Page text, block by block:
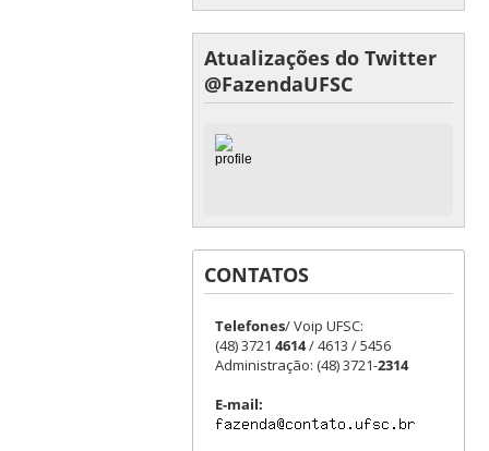
Atualizações do Twitter
@FazendaUFSC
CONTATOS
Telefones/ Voip UFSC:
(48) 3721 4614/ 4613 / 5456
Administração: (48) 3721-2314
E-mail: